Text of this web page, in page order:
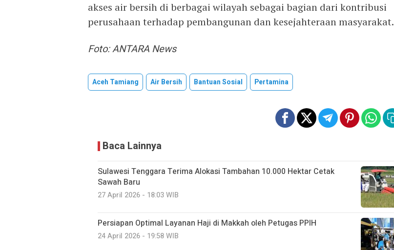
akses air bersih di berbagai wilayah sebagai bagian dari kontribusi
perusahaan terhadap pembangunan dan kesejahteraan masyarakat.
Foto: ANTARA News
Aceh Tamiang Air Bersih Bantuan Sosial Pertamina
Baca Lainnya
Sulawesi Tenggara Terima Alokasi Tambahan 10.000 Hektar Cetak
Sawah Baru
27 April 2026 - 18:03 WIB
Persiapan Optimal Layanan Haji di Makkah oleh Petugas PPIH
24 April 2026 - 19:58 WIB